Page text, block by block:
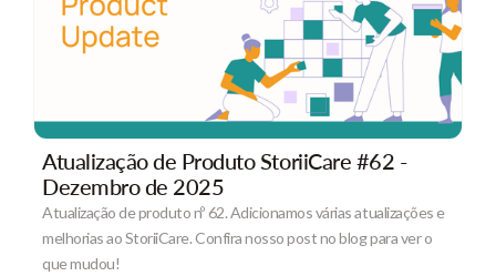
Atualização de Produto StoriiCare #62 -
Dezembro de 2025
Atualização de produto nº 62. Adicionamos várias atualizações e
melhorias ao StoriiCare. Confira nosso post no blog para ver o
que mudou!